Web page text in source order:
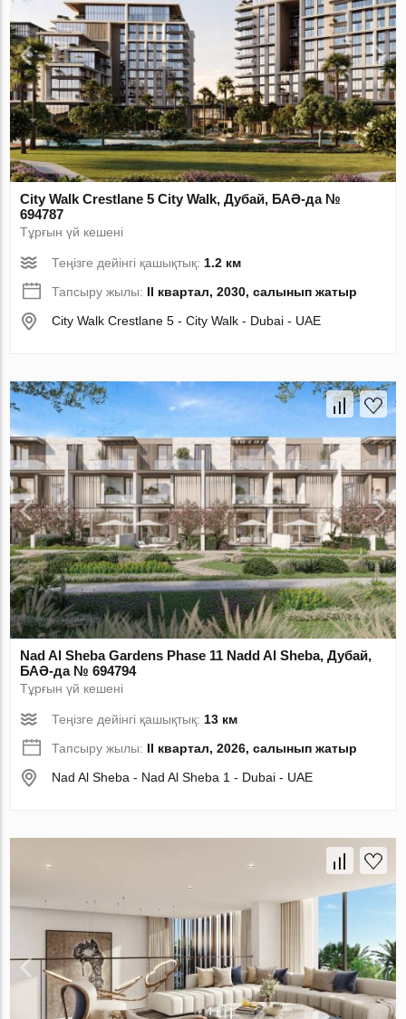
City Walk Crestlane 5 City Walk, Дубай, БАӘ-да №
694787
Тұрғын үй кешені
Теңізге дейінгі қашықтық:1.2 км
Тапсыру жылы: II квартал, 2030, салынып жатыр
City Walk Crestlane 5 - City Walk - Dubai - UAE
Nad Al Sheba Gardens Phase 11 Nadd Al Sheba, Дубай,
БАӘ-да № 694794
Тұрғын үй кешені
Теңізге дейінгі қашықтық: 13 км
Тапсыру жылы: II квартал, 2026, салынып жатыр
Nad Al Sheba - Nad Al Sheba 1 - Dubai - UAE